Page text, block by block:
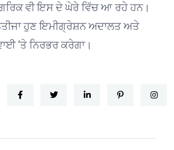
ਵੀ ਇਸ ਦੇ ਘੇਰੇ ਵਿੱਚ ਆ ਰਹੇ ਹਨ।
ਹੁਣ ਇਮੀਗ੍ਰੇਸ਼ਨ ਅਦਾਲਤ ਅਤੇ
’ਤੇ ਨਿਰਭਰ ਕਰੇਗਾ।